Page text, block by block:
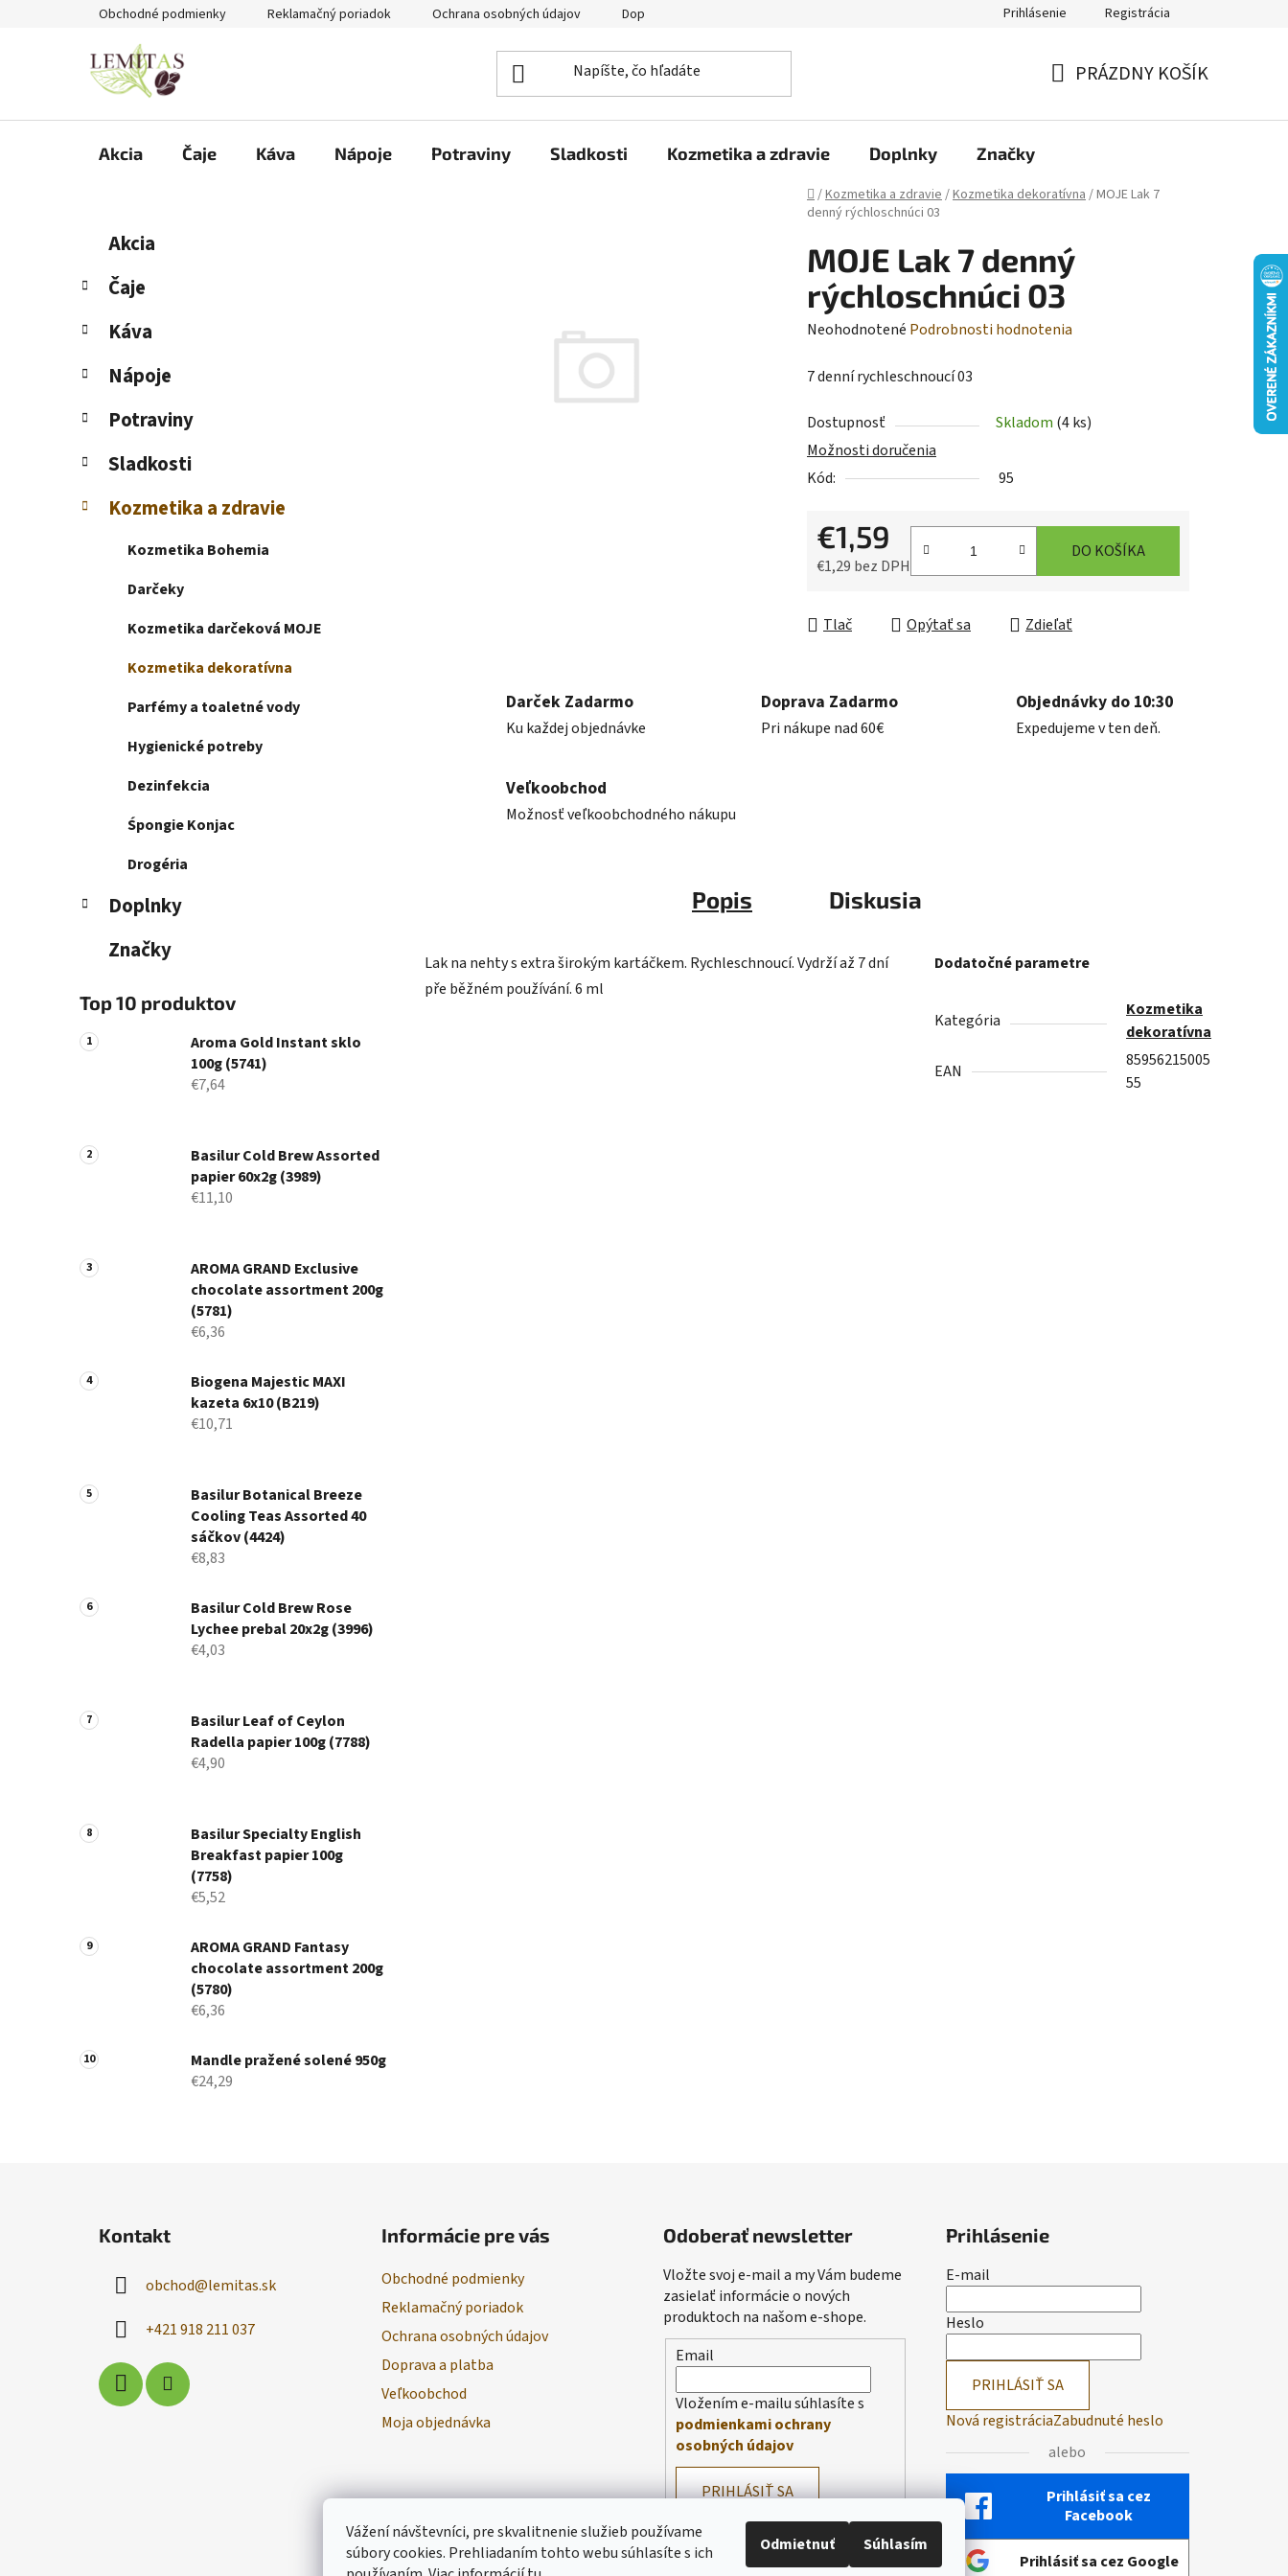
Vážení návštevníci, pre skvalitnenie služieb používame
súbory cookies. Prehliadaním tohto webu súhlasíte s ich
Odmietnuť Súhlasím
Obchodné podmienky Reklamačný poriadok Ochrana osobných údajov Doprava a platba Prihlásenie Registrácia
PRÁZDNY KOŠÍK
Akcia Čaje Káva Nápoje Potraviny Sladkosti Kozmetika a zdravie Doplnky Značky
Domov
/Kozmetika a zdravie/Kozmetika dekoratívna/MOJE Lak 7
denný rýchloschnúci 03
č
ý
a
n
l
Preskočiť
kategórie
e
ó
i
Akcia
Čaje
Káva
Nápoje
Potraviny
Sladkosti
Kozmetika a zdravie
Kozmetika Bohemia
Darčeky
Kozmetika darčeková MOJE
Kozmetika dekoratívna
Parfémy a toaletné vody
Hygienické potreby
Dezinfekcia
Śpongie Konjac
Drogéria
Doplnky
Značky
Top 10 produktov
Aroma Gold Instant sklo
100g (5741)
€7,64
Basilur Cold Brew Assorted
papier 60x2g (3989)
€11,10
AROMA GRAND Exclusive
chocolate assortment 200g
(5781)
€6,36
Biogena Majestic MAXI
kazeta 6x10 (B219)
€10,71
Basilur Botanical Breeze
Cooling Teas Assorted 40
sáčkov (4424)
€8,83
Basilur Cold Brew Rose
Lychee prebal 20x2g (3996)
€4,03
Basilur Leaf of Ceylon
Radella papier 100g (7788)
€4,90
Basilur Specialty English
Breakfast papier 100g
(7758)
€5,52
AROMA GRAND Fantasy
chocolate assortment 200g
(5780)
€6,36
Mandle pražené solené 950g
€24,29
MOJE Lak 7 denný
rýchloschnúci 03
Priemerné
produktu
0,0
z
5
Neohodnotené Podrobnosti hodnotenia
7 denní rychleschnoucí 03
Dostupnosť Skladom (4 ks)
Možnosti doručenia
Kód:
95
€1,59
€1,29 bez DPH
DO KOŠÍKA
Tlač Opýtať sa Zdieľať
Darček Zadarmo
Ku každej objednávke
Doprava Zadarmo
Pri nákupe nad 60€
Objednávky do 10:30
Expedujeme v ten deň.
Veľkoobchod
Možnosť veľkoobchodného nákupu
Popis Diskusia
Lak na nehty s extra širokým kartáčkem. Rychleschnoucí. Vydrží až 7 dní
pře běžném používání. 6 ml
Dodatočné parametre
Kategória
Kozmetika
dekoratívna
EAN
85956215005
55
Kontakt
obchod@lemitas.sk
+421 918 211 037
Informácie pre vás
Obchodné podmienky
Reklamačný poriadok
Ochrana osobných údajov
Doprava a platba
Veľkoobchod
Moja objednávka
Odoberať newsletter
Vložte svoj e-mail a my Vám budeme
zasielať informácie o nových
produktoch na našom e-shope.
Email
Vložením e-mailu súhlasíte s
podmienkami ochrany
osobných údajov
PRIHLÁSIŤ SA
Prihlásenie
E-mail
Heslo
PRIHLÁSIŤ SA
Nová registráciaZabudnuté heslo
alebo
Prihlásiť sa cez
Facebook
Prihlásiť sa cez Google